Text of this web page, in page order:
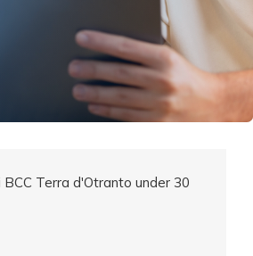
BCC Terra d'Otranto under 30